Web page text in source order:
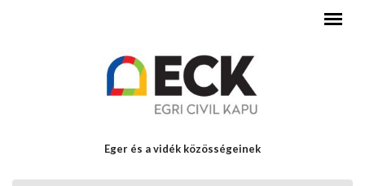
Eger és a vidék közösségeinek